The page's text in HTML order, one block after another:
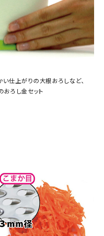
仕上がりの大根おろしなど、
ろし金セット